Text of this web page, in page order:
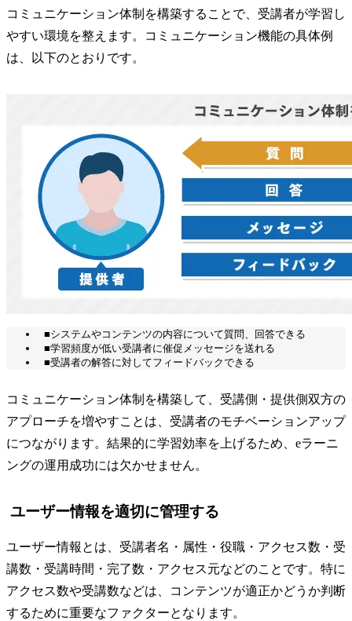
コミュニケーション体制を構築することで、受講者が学習し
やすい環境を整えます。コミュニケーション機能の具体例
は、以下のとおりです。
■システムやコンテンツの内容について質問、回答できる
■学習頻度が低い受講者に催促メッセージを送れる
■受講者の解答に対してフィードバックできる
コミュニケーション体制を構築して、受講側・提供側双方の
アプローチを増やすことは、受講者のモチベーションアップ
につながります。結果的に学習効率を上げるため、eラーニ
ングの運用成功には欠かせません。
ユーザー情報を適切に管理する
ユーザー情報とは、受講者名・属性・役職・アクセス数・受
講数・受講時間・完了数・アクセス元などのことです。特に
アクセス数や受講数などは、コンテンツが適正かどうか判断
するために重要なファクターとなります。